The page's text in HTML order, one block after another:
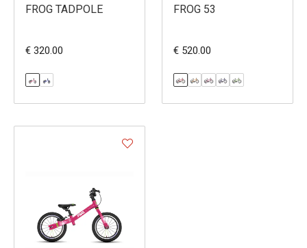
FROG TADPOLE
€ 320.00
FROG 53
€ 520.00